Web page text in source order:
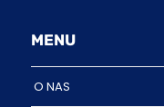
MENU
O NAS